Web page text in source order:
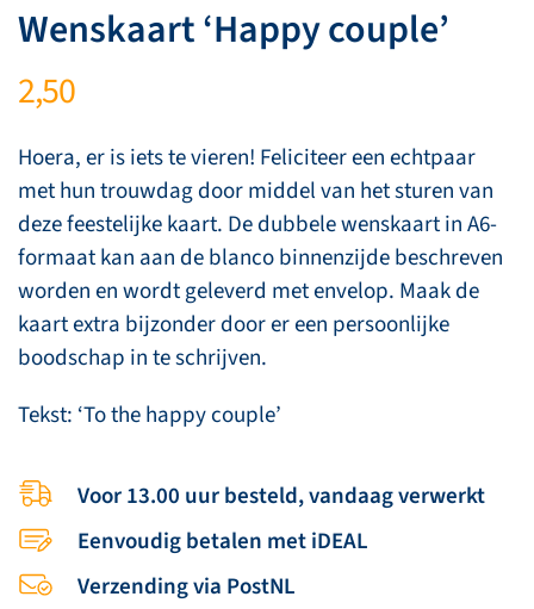
Wenskaart ‘Happy couple’
2,50
Hoera, er is iets te vieren! Feliciteer een echtpaar
met hun trouwdag door middel van het sturen van
deze feestelijke kaart. De dubbele wenskaart in A6-
formaat kan aan de blanco binnenzijde beschreven
worden en wordt geleverd met envelop. Maak de
kaart extra bijzonder door er een persoonlijke
boodschap in te schrijven.
Tekst: ‘To the happy couple’
Voor 13.00 uur besteld, vandaag verwerkt
Eenvoudig betalen met iDEAL
Verzending via PostNL